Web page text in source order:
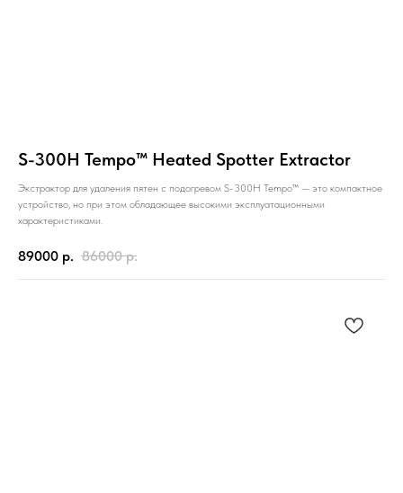
S-300H Tempo™ Heated Spotter Extractor
Экстрактор для удаления пятен с подогревом S-300H Tempo™ — это компактное
устройство, но при этом обладающее высокими эксплуатационными
характеристиками.
89000 р. 86000 р.